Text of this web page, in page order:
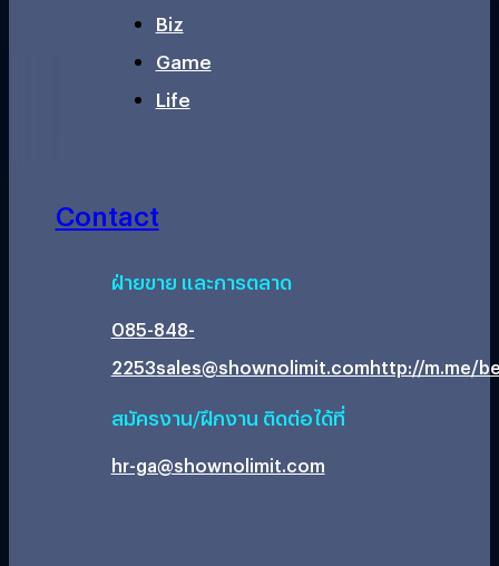
Biz
Game
Life
Contact
ฝ่ายขาย และการตลาด
085-848-
2253sales@shownolimit.comhttp://m.me/
สมัครงาน/ฝึกงาน ติดต่อได้ที่
hr-ga@shownolimit.com